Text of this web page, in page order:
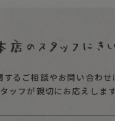
するご相談やお問い合わせ
ッフが親切にお応えします